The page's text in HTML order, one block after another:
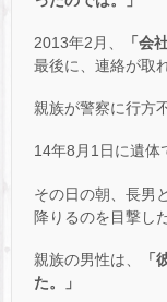
2013年2月、 「会
最後に、連絡が取
親族が警察に行方
14年8月1日に遺体
その日の朝、長男
降りるのを目撃し
親族の男性は、
た。」